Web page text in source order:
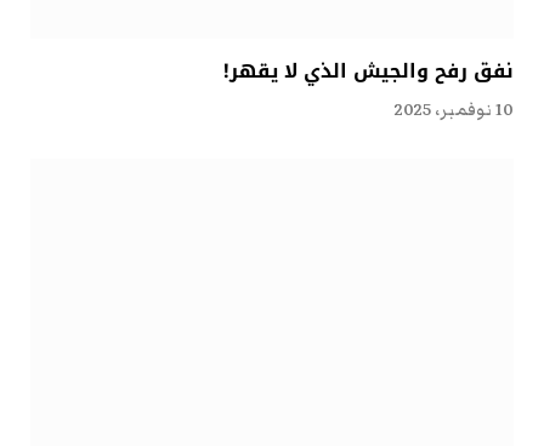
نفق رفح والجيش الذي لا يقهر!
10 نوفمبر، 2025